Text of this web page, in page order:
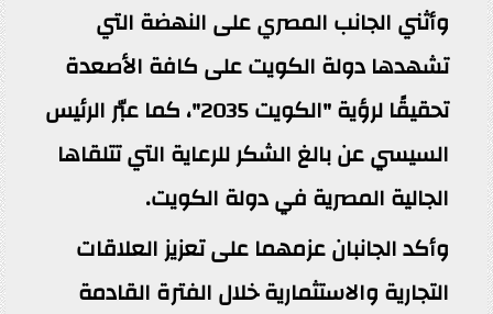
وأثني الجانب المصري على النهضة التي
تشهدها دولة الكويت على كافة الأصعدة
تحقيقًا لرؤية "الكويت 2035"، كما عبّر الرئيس
السيسي عن بالغ الشكر للرعاية التي تتلقاها
الجالية المصرية في دولة الكويت.
وأكد الجانبان عزمهما على تعزيز العلاقات
التجارية والاستثمارية خلال الفترة القادمة